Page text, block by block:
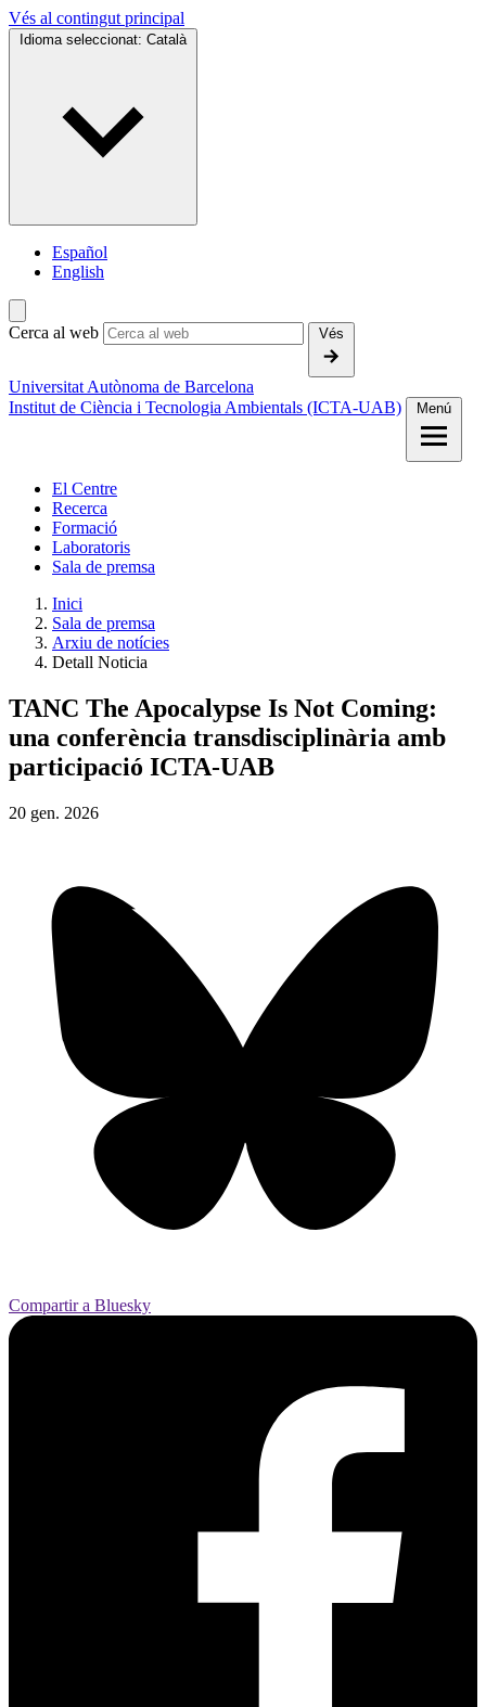
Vés al contingut principal
Idioma seleccionat: Català
Español
English
Cerca al web Vés
Universitat Autònoma de Barcelona
Institut de Ciència i Tecnologia Ambientals (ICTA-UAB)
Menú
El Centre
Recerca
Formació
Laboratoris
Sala de premsa
Inici
Sala de premsa
Arxiu de notícies
Detall Noticia
TANC The Apocalypse Is Not Coming:
una conferència transdisciplinària amb
participació ICTA-UAB
20 gen. 2026
Compartir a Bluesky